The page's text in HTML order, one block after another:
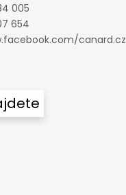
005
654
canard.cz